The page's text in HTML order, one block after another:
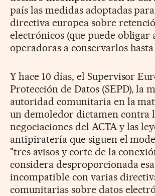
país las medidas adoptadas
directiva europea sobre
electrónicos (que puede obligar
operadoras a conservarlos hasta
Y hace 10 días, el Supervisor
Protección de Datos (SEPD), la
autoridad comunitaria en la
un demoledor dictamen contra
negociaciones del ACTA y las
antipiratería que siguen el
"tres avisos y corte de la
considera desproporcionada
incompatible con varias
comunitarias sobre datos